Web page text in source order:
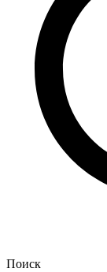
Поиск